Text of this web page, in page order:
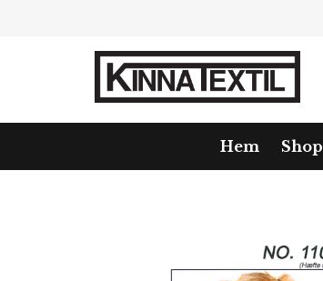
Hem Shop
Pattern 110697